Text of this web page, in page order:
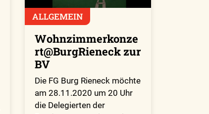
ALLGEMEIN
Wohnzimmerkonze
rt@BurgRieneck zur
BV
Die FG Burg Rieneck möchte
am 28.11.2020 um 20 Uhr
die Delegierten der